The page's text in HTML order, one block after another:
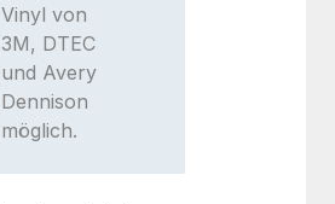
Vinyl von
3M, DTEC
und Avery
Dennison
möglich.